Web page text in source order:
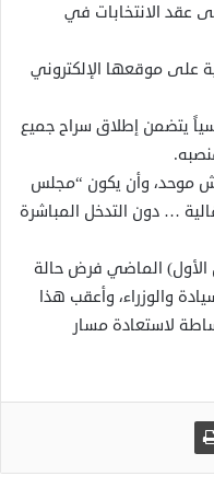
عقد الانتخابات في
على موقعها الإلكتروني
يتضمن إطلاق سراح جميع
موحد، وأن يكون “مجلس
… دون التدخل المباشرة
أكتوبر (تشرين الأول) الماضي فرض حالة
والوزراء، وأعقب هذا
لاستعادة مسار